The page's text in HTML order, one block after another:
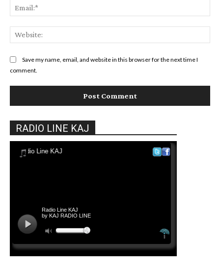
Save my name, email, and website in this browser for the next time I
comment.
RADIO LINE KAJ